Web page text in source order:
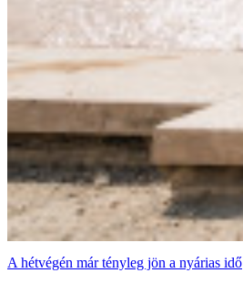
A hétvégén már tényleg jön a nyárias idő